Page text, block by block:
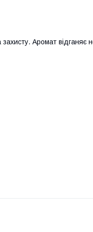
Аромат відганяє